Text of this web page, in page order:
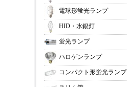
電球形蛍光ランプ
HID・水銀灯
蛍光ランプ
ハロゲンランプ
コンパクト形蛍光ランプ